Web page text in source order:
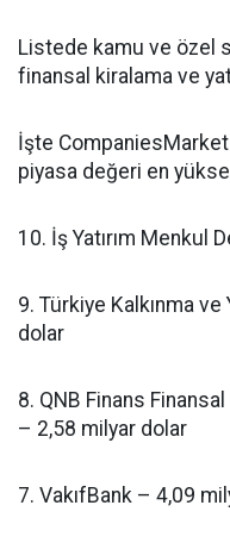
Listede kamu ve özel
finansal kiralama ve
İşte
piyasa değeri en
10. İş Yatırım Menkul
9. Türkiye Kalkınma ve
dolar
8. QNB Finans
– 2,58 milyar dolar
7. VakıfBank – 4,09